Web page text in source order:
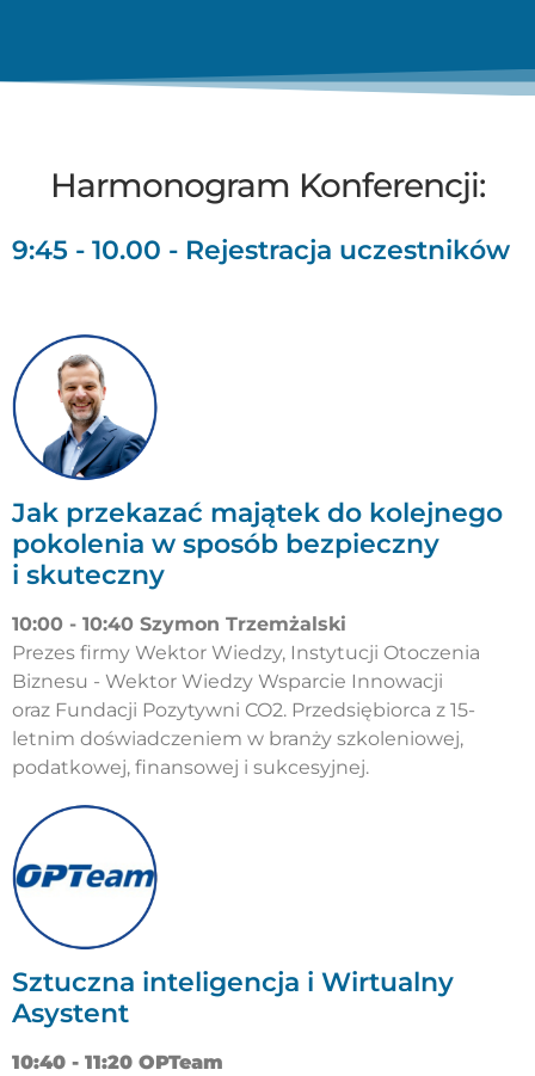
Harmonogram Konferencji:
9:45 - 10.00 - Rejestracja uczestników
Jak przekazać majątek do kolejnego
pokolenia w sposób bezpieczny
i skuteczny
10:00 - 10:40 Szymon Trzemżalski
Prezes firmy Wektor Wiedzy, Instytucji Otoczenia
Biznesu - Wektor Wiedzy Wsparcie Innowacji
oraz Fundacji Pozytywni CO2. Przedsiębiorca z 15-
letnim doświadczeniem w branży szkoleniowej,
podatkowej, finansowej i sukcesyjnej.
Sztuczna inteligencja i Wirtualny
Asystent
10:40 - 11:20 OPTeam